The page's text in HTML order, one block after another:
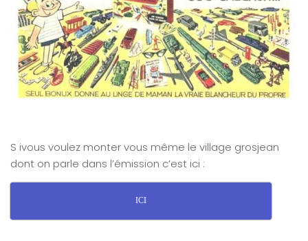
S ivous voulez monter vous même le village grosjean
dont on parle dans l’émission c’est ici :
ICI